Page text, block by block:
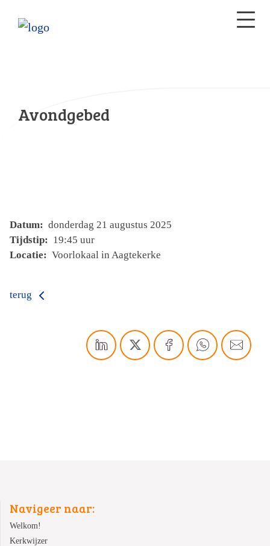
Avondgebed
Datum: donderdag 21 augustus 2025
Tijdstip: 19:45 uur
Locatie: Voorlokaal in Aagtekerke
terug
Navigeer naar:
Welkom!
Kerkwijzer